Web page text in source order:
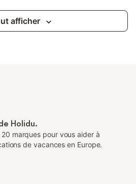
afficher
Holidu.
marques pour vous aider à
de vacances en Europe.